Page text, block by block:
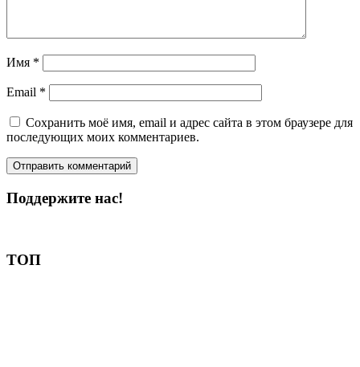
Имя *
Email *
Сохранить моё имя, email и адрес сайта в этом браузере для
последующих моих комментариев.
Поддержите нас!
ТОП